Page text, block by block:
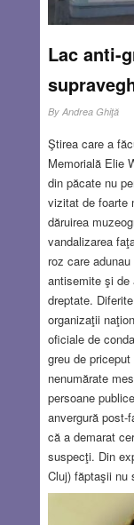
Lac anti-
By Andrea Ghiţă
Ştirea care a
Memorială Elie
din păcate nu
vizitat de foarte
dăruirea
vandalizarea
roz care
antisemite şi de
dreptate.
organizaţii
oficiale de
greu de
nenumărate
persoane
anvergură post-
că a demarat
suspecţi. Din
Cluj) făptaşii nu
îndeobşte se
oricum nu pot